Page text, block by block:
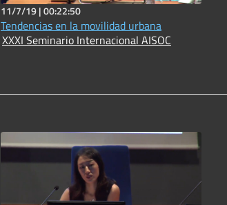
11/7/19 |00:22:50
Tendencias en la movilidad urbana
XXXI Seminario Internacional AISOC